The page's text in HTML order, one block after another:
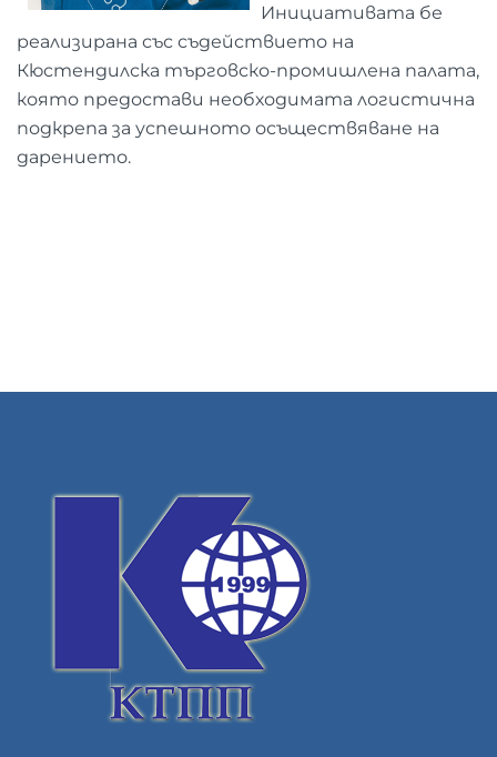
Инициативата бе
реализирана със съдействието на
Кюстендилска търговско-промишлена палата,
която предостави необходимата логистична
подкрепа за успешното осъществяване на
дарението.